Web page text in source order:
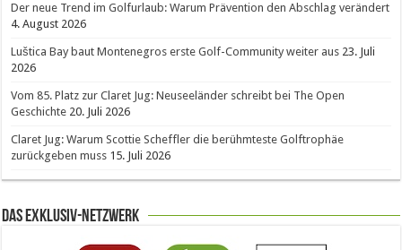
Der neue Trend im Golfurlaub: Warum Prävention den Abschlag verändert
4. August 2026
Luštica Bay baut Montenegros erste Golf-Community weiter aus 23. Juli
2026
Vom 85. Platz zur Claret Jug: Neuseeländer schreibt bei The Open
Geschichte 20. Juli 2026
Claret Jug: Warum Scottie Scheffler die berühmteste Golftrophäe
zurückgeben muss 15. Juli 2026
Das Exklusiv-Netzwerk